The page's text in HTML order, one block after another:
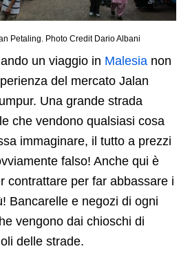
Petaling. Photo Credit Dario Albani
un viaggio in Malesia non
del mercato Jalan
Una grande strada
che vendono qualsiasi cosa
immaginare, il tutto a prezzi
falso! Anche qui è
contrattare per far abbassare i
Bancarelle e negozi di ogni
vengono dai chioschi di
delle strade.